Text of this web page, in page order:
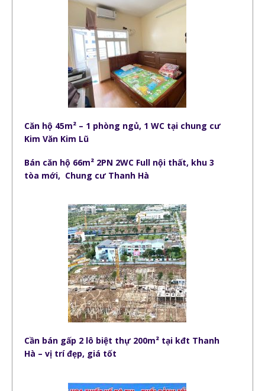
Căn hộ 45m² – 1 phòng ngủ, 1 WC tại chung cư
Kim Văn Kim Lũ
Bán căn hộ 66m² 2PN 2WC Full nội thất, khu 3
tòa mới, Chung cư Thanh Hà
Cần bán gấp 2 lô biệt thự 200m² tại kđt Thanh
Hà – vị trí đẹp, giá tốt